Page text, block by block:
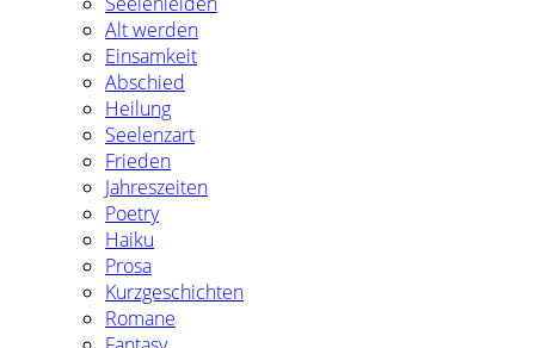
Alt werden
Einsamkeit
Abschied
Heilung
Seelenzart
Frieden
Jahreszeiten
Poetry
Haiku
Prosa
Kurzgeschichten
Romane